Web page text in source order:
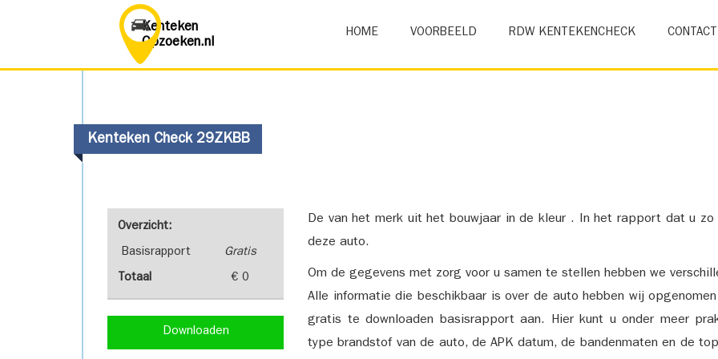
Kenteken
Opzoeken.nl
HOME VOORBEELD RDW KENTEKENCHECK CONTACT
Kenteken Check 29ZKBB
Overzicht:
Basisrapport Gratis
Totaal € 0
Downloaden
De van het merk uit het bouwjaar in de kleur . In het rapport dat u
deze auto.
Om de gegevens met zorg voor u samen te stellen hebben we
Alle informatie die beschikbaar is over de auto hebben wij
gratis te downloaden basisrapport aan. Hier kunt u onder meer
type brandstof van de auto, de APK datum, de bandenmaten en de